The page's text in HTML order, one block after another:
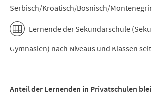
Serbisch/Kroatisch/Bosnisch/
Lernende der Sekundarschule
Gymnasien) nach Niveaus und Klassen
Anteil der Lernenden in Privatschulen